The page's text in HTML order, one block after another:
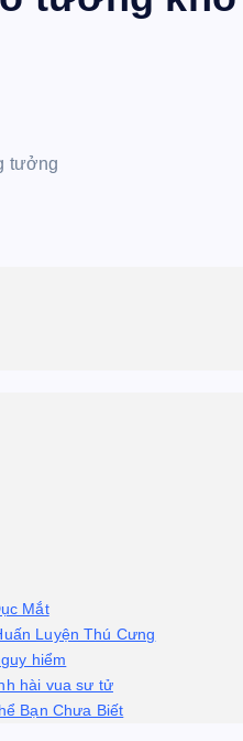
Mắt
Luyện Thú Cưng
hiểm
hài vua sư tử
Bạn Chưa Biết